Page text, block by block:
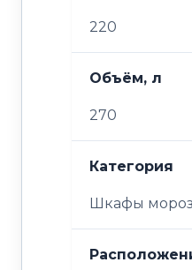
220
Объём, л
270
Категория
Шкафы